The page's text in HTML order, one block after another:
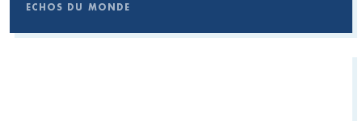
ECHOS DU MONDE